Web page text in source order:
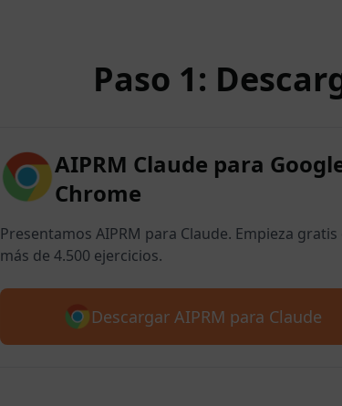
Paso 1:
AIPRM Claude para
Chrome
Presentamos AIPRM para Claude. Empieza gratis
más de 4.500 ejercicios.
Descargar AIPRM para Claude